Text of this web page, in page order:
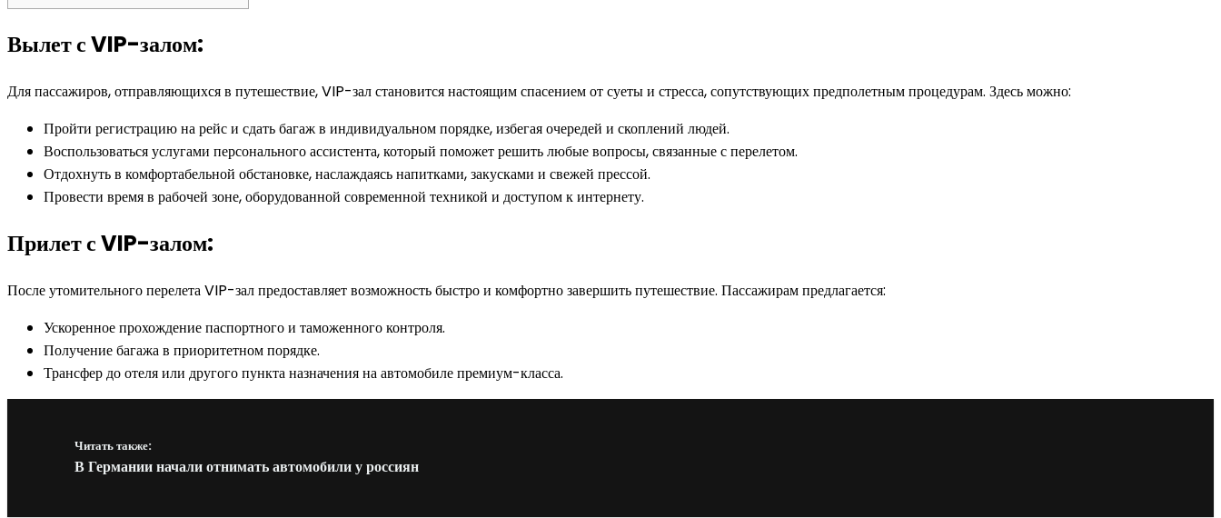
Вылет с VIP-залом:
Для пассажиров, отправляющихся в путешествие, VIP-зал становится настоящим спасением от суеты и стресса, сопутствующих предполетным процедурам. Здесь можно:
Пройти регистрацию на рейс и сдать багаж в индивидуальном порядке, избегая очередей и скоплений людей.
Воспользоваться услугами персонального ассистента, который поможет решить любые вопросы, связанные с перелетом.
Отдохнуть в комфортабельной обстановке, наслаждаясь напитками, закусками и свежей прессой.
Провести время в рабочей зоне, оборудованной современной техникой и доступом к интернету.
Прилет с VIP-залом:
После утомительного перелета VIP-зал предоставляет возможность быстро и комфортно завершить путешествие. Пассажирам предлагается:
Ускоренное прохождение паспортного и таможенного контроля.
Получение багажа в приоритетном порядке.
Трансфер до отеля или другого пункта назначения на автомобиле премиум-класса.
Читать также:
В Германии начали отнимать автомобили у россиян